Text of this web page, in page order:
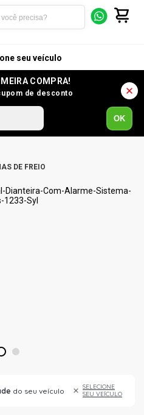
seu veículo
COMPRA!
de desconto
OK
DE FREIO
2
do seu veículo
SELECIONE
SEU VEÍCULO